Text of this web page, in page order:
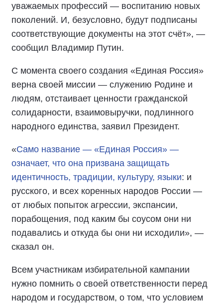
уважаемых профессий — воспитанию новых
поколений. И, безусловно, будут подписаны
соответствующие документы на этот счёт», —
сообщил Владимир Путин.
С момента своего создания «Единая Россия»
верна своей миссии — служению Родине и
людям, отстаивает ценности гражданской
солидарности, взаимовыручки, подлинного
народного единства, заявил Президент.
«Само название — «Единая Россия» —
означает, что она призвана защищать
идентичность, традиции, культуру, языки: и
русского, и всех коренных народов России —
от любых попыток агрессии, экспансии,
порабощения, под каким бы соусом они ни
подавались и откуда бы они ни исходили», —
сказал он.
Всем участникам избирательной кампании
нужно помнить о своей ответственности перед
народом и государством, о том, что условием